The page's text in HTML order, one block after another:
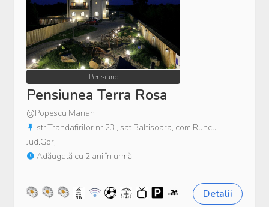
Pensiune
Pensiunea Terra Rosa
@Popescu Marian
str.Trandafirilor nr.23 , sat Baltisoara, com Runcu
Jud.Gorj
Adăugată cu 2 ani în urmă
Detalii